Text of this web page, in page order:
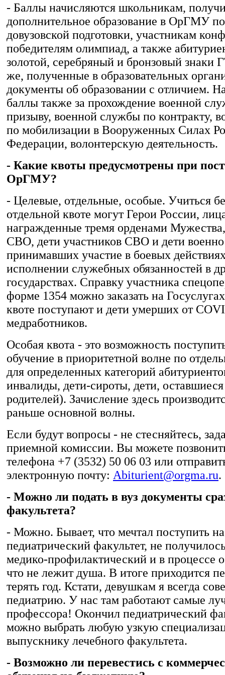
- Баллы начисляются школьникам,
дополнительное образование в ОрГМУ
довузовской подготовки, участникам
победителям олимпиад, а также
золотой, серебряный и бронзовый знаки
же, полученные в образовательных
документы об образовании с отличием.
баллы также за прохождение военной
призыву, военной службы по контракту,
по мобилизации в Вооруженных Силах
Федерации, волонтерскую деятельность.
- Какие квоты предусмотрены при
ОрГМУ?
- Целевые, отдельные, особые. Учиться
отдельной квоте могут Герои России,
награжденные тремя орденами
СВО, дети участников СВО и дети
принимавших участие в боевых
исполнении служебных обязанностей в
государствах. Справку участника
форме 1354 можно заказать на
квоте поступают и дети умерших от
медработников.
Особая квота - это возможность
обучение в приоритетной волне по
для определенных категорий
инвалиды, дети-сироты, дети,
родителей). Зачисление здесь
раньше основной волны.
Если будут вопросы - не стесняйтесь,
приемной комиссии. Вы можете
телефона +7 (3532) 50 06 03 или
электронную почту: Abiturient@orgma.ru.
- Можно ли подать в вуз документы
факультета?
- Можно. Бывает, что мечтал поступить на
педиатрический факультет, не
медико-профилактический и в процессе
что не лежит душа. В итоге приходится
терять год. Кстати, девушкам я всегда
педиатрию. У нас там работают самые
профессора! Окончил педиатрический
можно выбрать любую узкую
выпускнику лечебного факультета.
- Возможно ли перевестись с